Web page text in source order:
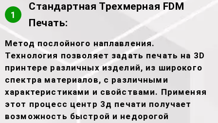
1
Стандартная Трехмерная FDM
Печать:
Метод послойного наплавления.
Технология позволяет задать печать на 3D
принтере различных изделий, из широкого
спектра материалов, с различными
характеристиками и свойствами. Применяя
этот процесс центр 3д печати получает
возможность быстрой и недорогой